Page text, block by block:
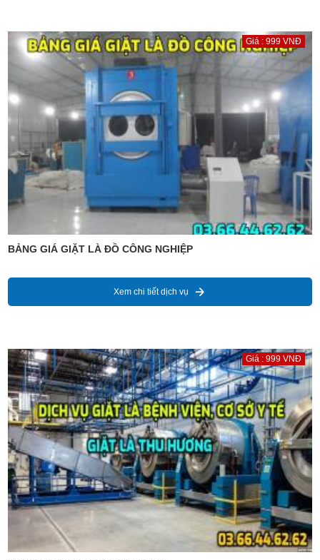
Giá : 999 VNĐ
BẢNG GIÁ GIẶT LÀ ĐỒ CÔNG NGHIỆP
Xem chi tiết dịch vụ
Giá : 999 VNĐ